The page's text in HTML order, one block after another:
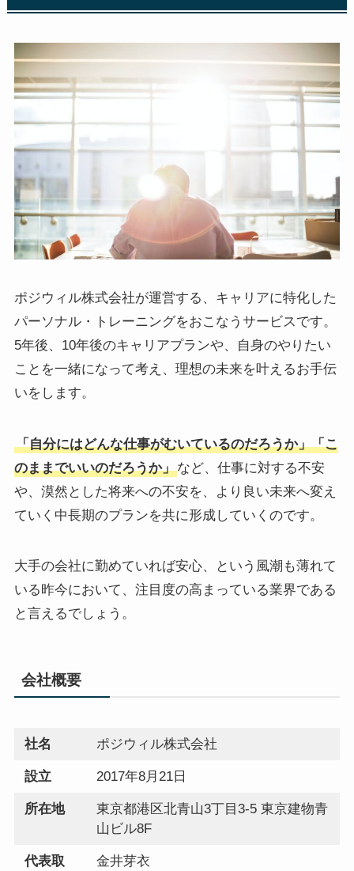
ポジウィル株式会社が運営する、キャリアに特化した
パーソナル・トレーニングをおこなうサービスです。
5年後、10年後のキャリアプランや、自身のやりたい
ことを一緒になって考え、理想の未来を叶えるお手伝
いをします。
「自分にはどんな仕事がむいているのだろうか」「こ
のままでいいのだろうか」など、仕事に対する不安
や、漠然とした将来への不安を、より良い未来へ変え
ていく中長期のプランを共に形成していくのです。
大手の会社に勤めていれば安心、という風潮も薄れて
いる昨今において、注目度の高まっている業界である
と言えるでしょう。
会社概要
社名 ポジウィル株式会社
設立 2017年8月21日
所在地
東京都港区北青山3丁目3-5 東京建物青
山ビル8F
代表取
金井芽衣